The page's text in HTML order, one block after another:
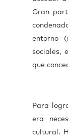
Gran
entorno
sociales,
que
Para
era
cultural.